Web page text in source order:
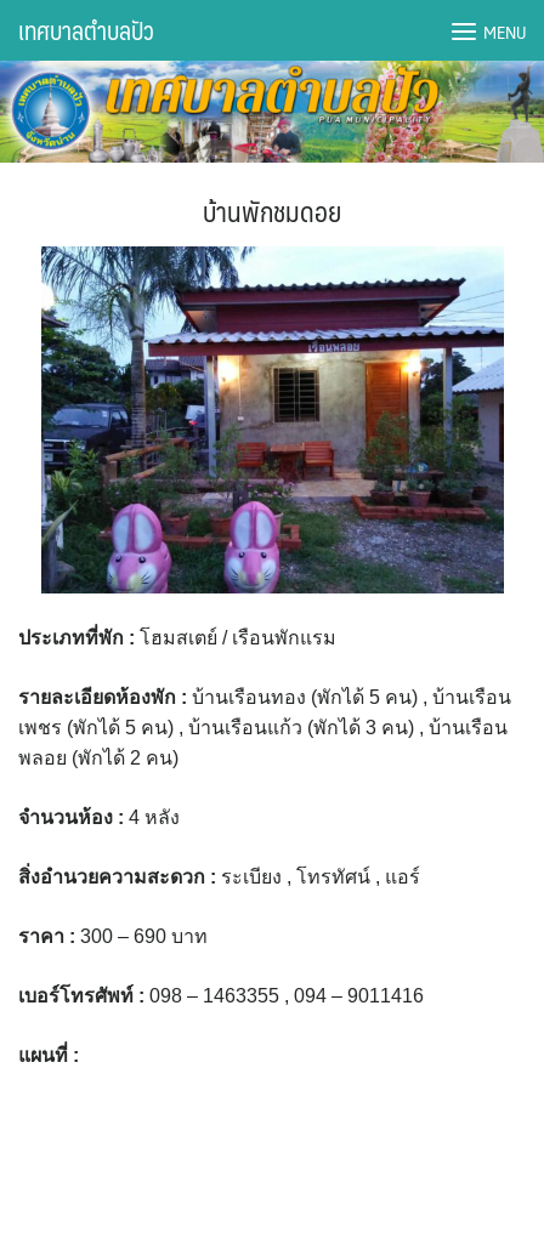
content
DWQA Ask Question
DWQA Questions
กองคลัง
กองช่าง
กองยุทธศาสตร์และงบประมาณ
กองสาธารณสุขฯ
การเปิดเผยข้อมูลข่าวสารปี 2566 integrity transparency
assessment ITA2023
ข้อกำหนดการใช้งาน
ข้อมูลประชากร
ข้อมูลพื้นฐานของศูนย์บริการนักท่องเที่ยว เทศบาลตำบลปัว
ขั้นตอนการขอรับบริการ
งบแสดงฐานะการคลัง
งบแสดงฐานะการเงิน เทศบาลตำบลปัว ประจำปีงบประมาณ 2561
ติดต่อหน่วยงาน
ที่พัก
เทศบาลตำบลปัว MENU
บ้านพักชมดอย
ประเภทที่พัก : โฮมสเตย์ / เรือนพักแรม
รายละเอียดห้องพัก : บ้านเรือนทอง (พักได้ 5 คน) , บ้านเรือน
เพชร (พักได้ 5 คน) , บ้านเรือนแก้ว (พักได้ 3 คน) , บ้านเรือน
พลอย (พักได้ 2 คน)
จำนวนห้อง : 4 หลัง
สิ่งอำนวยความสะดวก : ระเบียง , โทรทัศน์ , แอร์
ราคา : 300 – 690 บาท
เบอร์โทรศัพท์ : 098 – 1463355 , 094 – 9011416
แผนที่ :